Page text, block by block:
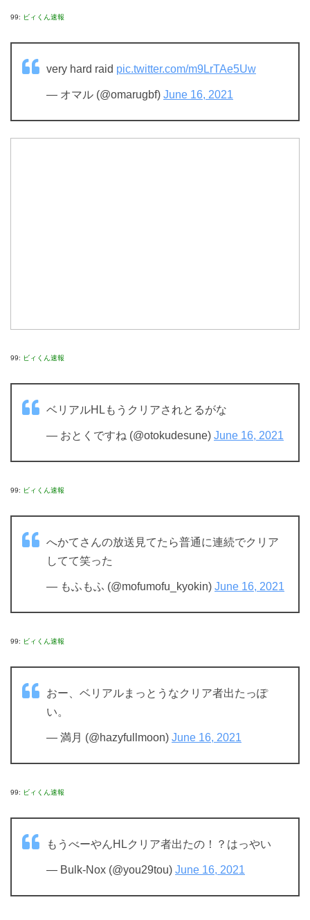
99: ビィくん速報
very hard raid pic.twitter.com/m9LrTAe5Uw
— オマル (@omarugbf) June 16, 2021
99: ビィくん速報
ベリアルHLもうクリアされとるがな
— おとくですね (@otokudesune) June 16, 2021
99: ビィくん速報
へかてさんの放送見てたら普通に連続でクリア
してて笑った
— もふもふ (@mofumofu_kyokin) June 16, 2021
99: ビィくん速報
おー、ベリアルまっとうなクリア者出たっぽ
い。
— 満月 (@hazyfullmoon) June 16, 2021
99: ビィくん速報
もうべーやんHLクリア者出たの！？はっやい
— Bulk-Nox (@you29tou) June 16, 2021